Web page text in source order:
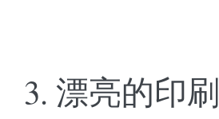
3. 漂亮的印刷